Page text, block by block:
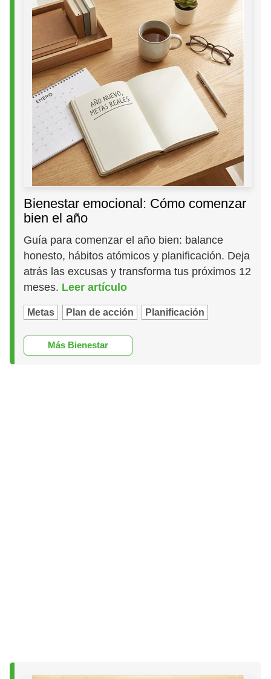
Bienestar emocional: Cómo comenzar
bien el año
Guía para comenzar el año bien: balance
honesto, hábitos atómicos y planificación. Deja
atrás las excusas y transforma tus próximos 12
meses. Leer artículo
Metas Plan de acción Planificación
Más Bienestar